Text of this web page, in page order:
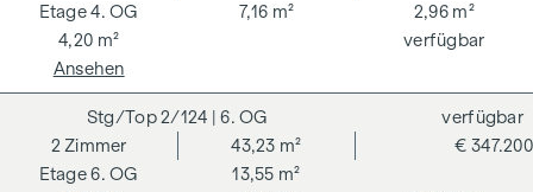
4. OG
7,16 m²
2,96 m²
4,20 m²
verfügbar
Ansehen
2/124 | 6. OG
6. OG
2Zimmer
43,23 m²
13,55 m²
€ 347.200
verfügbar